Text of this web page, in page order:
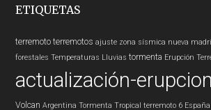
ETIQUETAS
terremoto terremotos ajuste zona sísmica nueva
forestales Temperaturas Lluvias tormenta Erupción
actualización-
Volcan Argentina Tormenta Tropical terremoto 6 España